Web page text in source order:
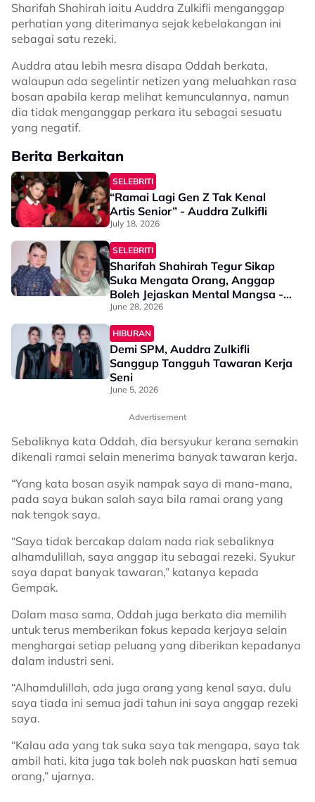
Sharifah Shahirah iaitu Auddra Zulkifli menganggap
perhatian yang diterimanya sejak kebelakangan ini
sebagai satu rezeki.
Auddra atau lebih mesra disapa Oddah berkata,
walaupun ada segelintir netizen yang meluahkan rasa
bosan apabila kerap melihat kemunculannya, namun
dia tidak menganggap perkara itu sebagai sesuatu
yang negatif.
Berita Berkaitan
SELEBRITI
“Ramai Lagi Gen Z Tak Kenal
Artis Senior” - Auddra Zulkifli
July 18, 2026
SELEBRITI
Sharifah Shahirah Tegur Sikap
Suka Mengata Orang, Anggap
Boleh Jejaskan Mental Mangsa -
"Mereka Tak Pernah Berehat"
June 28, 2026
HIBURAN
Demi SPM, Auddra Zulkifli
Sanggup Tangguh Tawaran Kerja
Seni
June 5, 2026
Advertisement
Sebaliknya kata Oddah, dia bersyukur kerana semakin
dikenali ramai selain menerima banyak tawaran kerja.
“Yang kata bosan asyik nampak saya di mana-mana,
pada saya bukan salah saya bila ramai orang yang
nak tengok saya.
“Saya tidak bercakap dalam nada riak sebaliknya
alhamdulillah, saya anggap itu sebagai rezeki. Syukur
saya dapat banyak tawaran,” katanya kepada
Gempak.
Dalam masa sama, Oddah juga berkata dia memilih
untuk terus memberikan fokus kepada kerjaya selain
menghargai setiap peluang yang diberikan kepadanya
dalam industri seni.
“Alhamdulillah, ada juga orang yang kenal saya, dulu
saya tiada ini semua jadi tahun ini saya anggap rezeki
saya.
“Kalau ada yang tak suka saya tak mengapa, saya tak
ambil hati, kita juga tak boleh nak puaskan hati semua
orang,” ujarnya.